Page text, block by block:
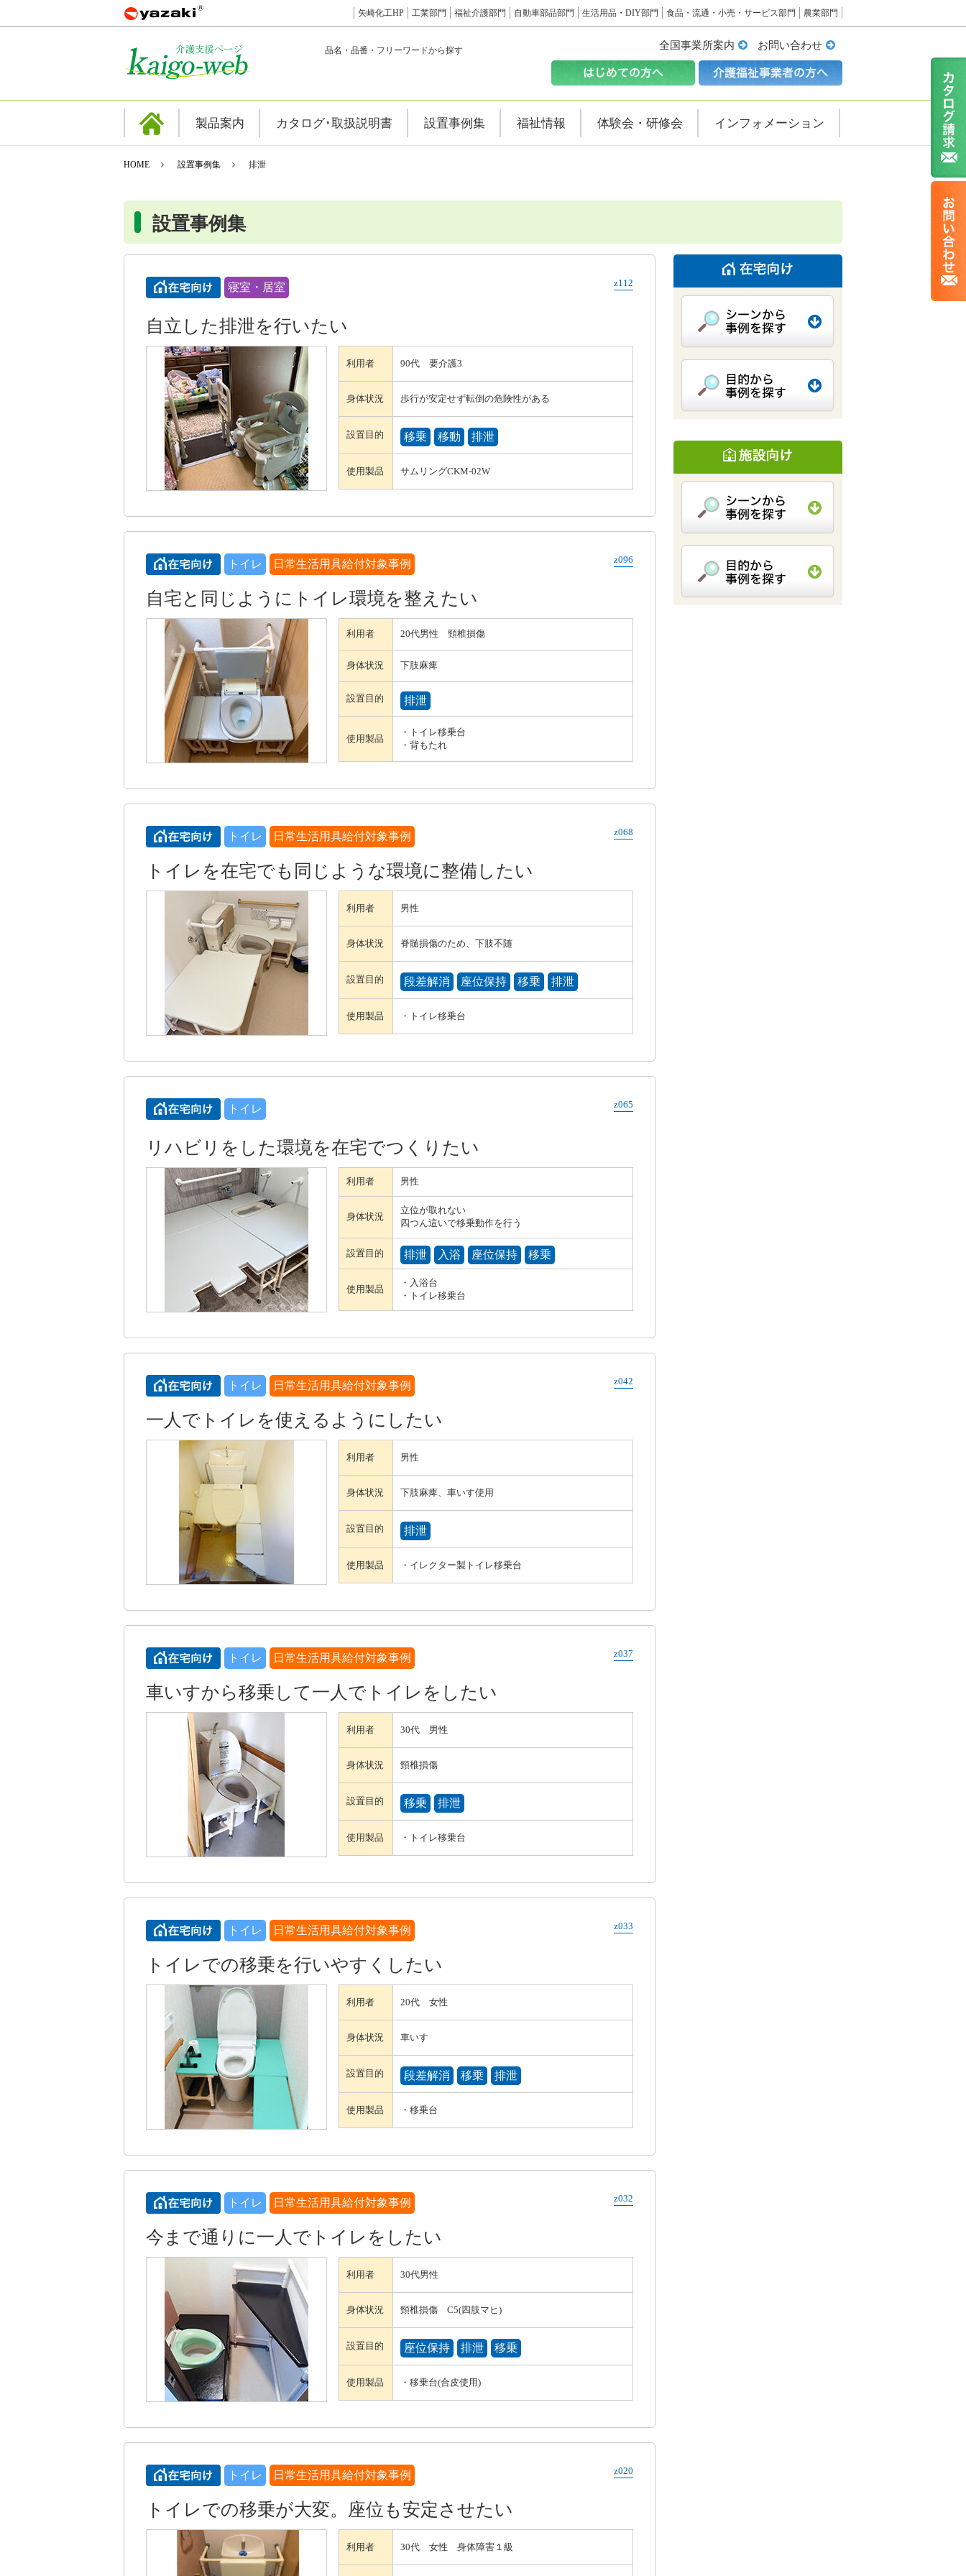
矢崎化工HP 工業部門 福祉介護部門 自動車部品部門 生活用品・DIY部門 食品・流通・小売・サービス部門 農業部門
品名・品番・フリーワードから探す 全国事業所案内 お問い合わせ
製品案内 カタログ･取扱説明書 設置事例集 福祉情報 体験会・研修会 インフォメーション
HOME 設置事例集 排泄
設置事例集
寝室・居室 z112
自立した排泄を行いたい
利用者 90代 要介護3
身体状況 歩行が安定せず転倒の危険性がある
設置目的 移乗 移動 排泄
使用製品 サムリングCKM-02W
トイレ 日常生活用具給付対象事例 z096
自宅と同じようにトイレ環境を整えたい
利用者 20代男性 頸椎損傷
身体状況 下肢麻痺
設置目的 排泄
使用製品
・トイレ移乗台
・背もたれ
トイレ 日常生活用具給付対象事例 z068
トイレを在宅でも同じような環境に整備したい
利用者 男性
身体状況 脊髄損傷のため、下肢不随
設置目的 段差解消 座位保持 移乗 排泄
使用製品 ・トイレ移乗台
トイレ z065
リハビリをした環境を在宅でつくりたい
利用者 男性
身体状況
立位が取れない
四つん這いで移乗動作を行う
設置目的 排泄 入浴 座位保持 移乗
使用製品
・入浴台
・トイレ移乗台
トイレ 日常生活用具給付対象事例 z042
一人でトイレを使えるようにしたい
利用者 男性
身体状況 下肢麻痺、車いす使用
設置目的 排泄
使用製品 ・イレクター製トイレ移乗台
トイレ 日常生活用具給付対象事例 z037
車いすから移乗して一人でトイレをしたい
利用者 30代 男性
身体状況 頸椎損傷
設置目的 移乗 排泄
使用製品 ・トイレ移乗台
トイレ 日常生活用具給付対象事例 z033
トイレでの移乗を行いやすくしたい
利用者 20代 女性
身体状況 車いす
設置目的 段差解消 移乗 排泄
使用製品 ・移乗台
トイレ 日常生活用具給付対象事例 z032
今まで通りに一人でトイレをしたい
利用者 30代男性
身体状況 頸椎損傷 C5(四肢マヒ)
設置目的 座位保持 排泄 移乗
使用製品 ・移乗台(合皮使用)
トイレ 日常生活用具給付対象事例 z020
トイレでの移乗が大変。座位も安定させたい
利用者 30代 女性 身体障害１級